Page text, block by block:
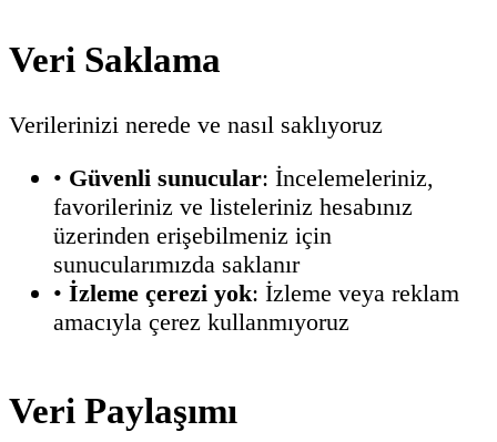
Veri Saklama
Verilerinizi nerede ve nasıl saklıyoruz
• Güvenli sunucular: İncelemeleriniz,
favorileriniz ve listeleriniz hesabınız
üzerinden erişebilmeniz için
sunucularımızda saklanır
• İzleme çerezi yok: İzleme veya reklam
amacıyla çerez kullanmıyoruz
Veri Paylaşımı